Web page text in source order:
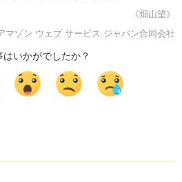
《畑山望》
マゾン ウェブ サービス ジャパン合同会社
はいかがでしたか？